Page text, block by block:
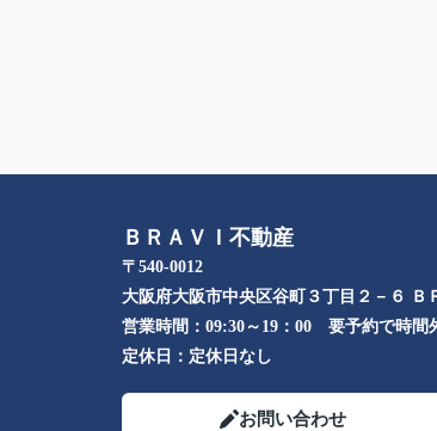
ＢＲＡＶＩ不動産
〒540-0012
大阪府大阪市中央区谷町３丁目２－６ Ｂ
営業時間： 09:30～19：00 要予約で時間
定休日： 定休日なし
お問い合わせ